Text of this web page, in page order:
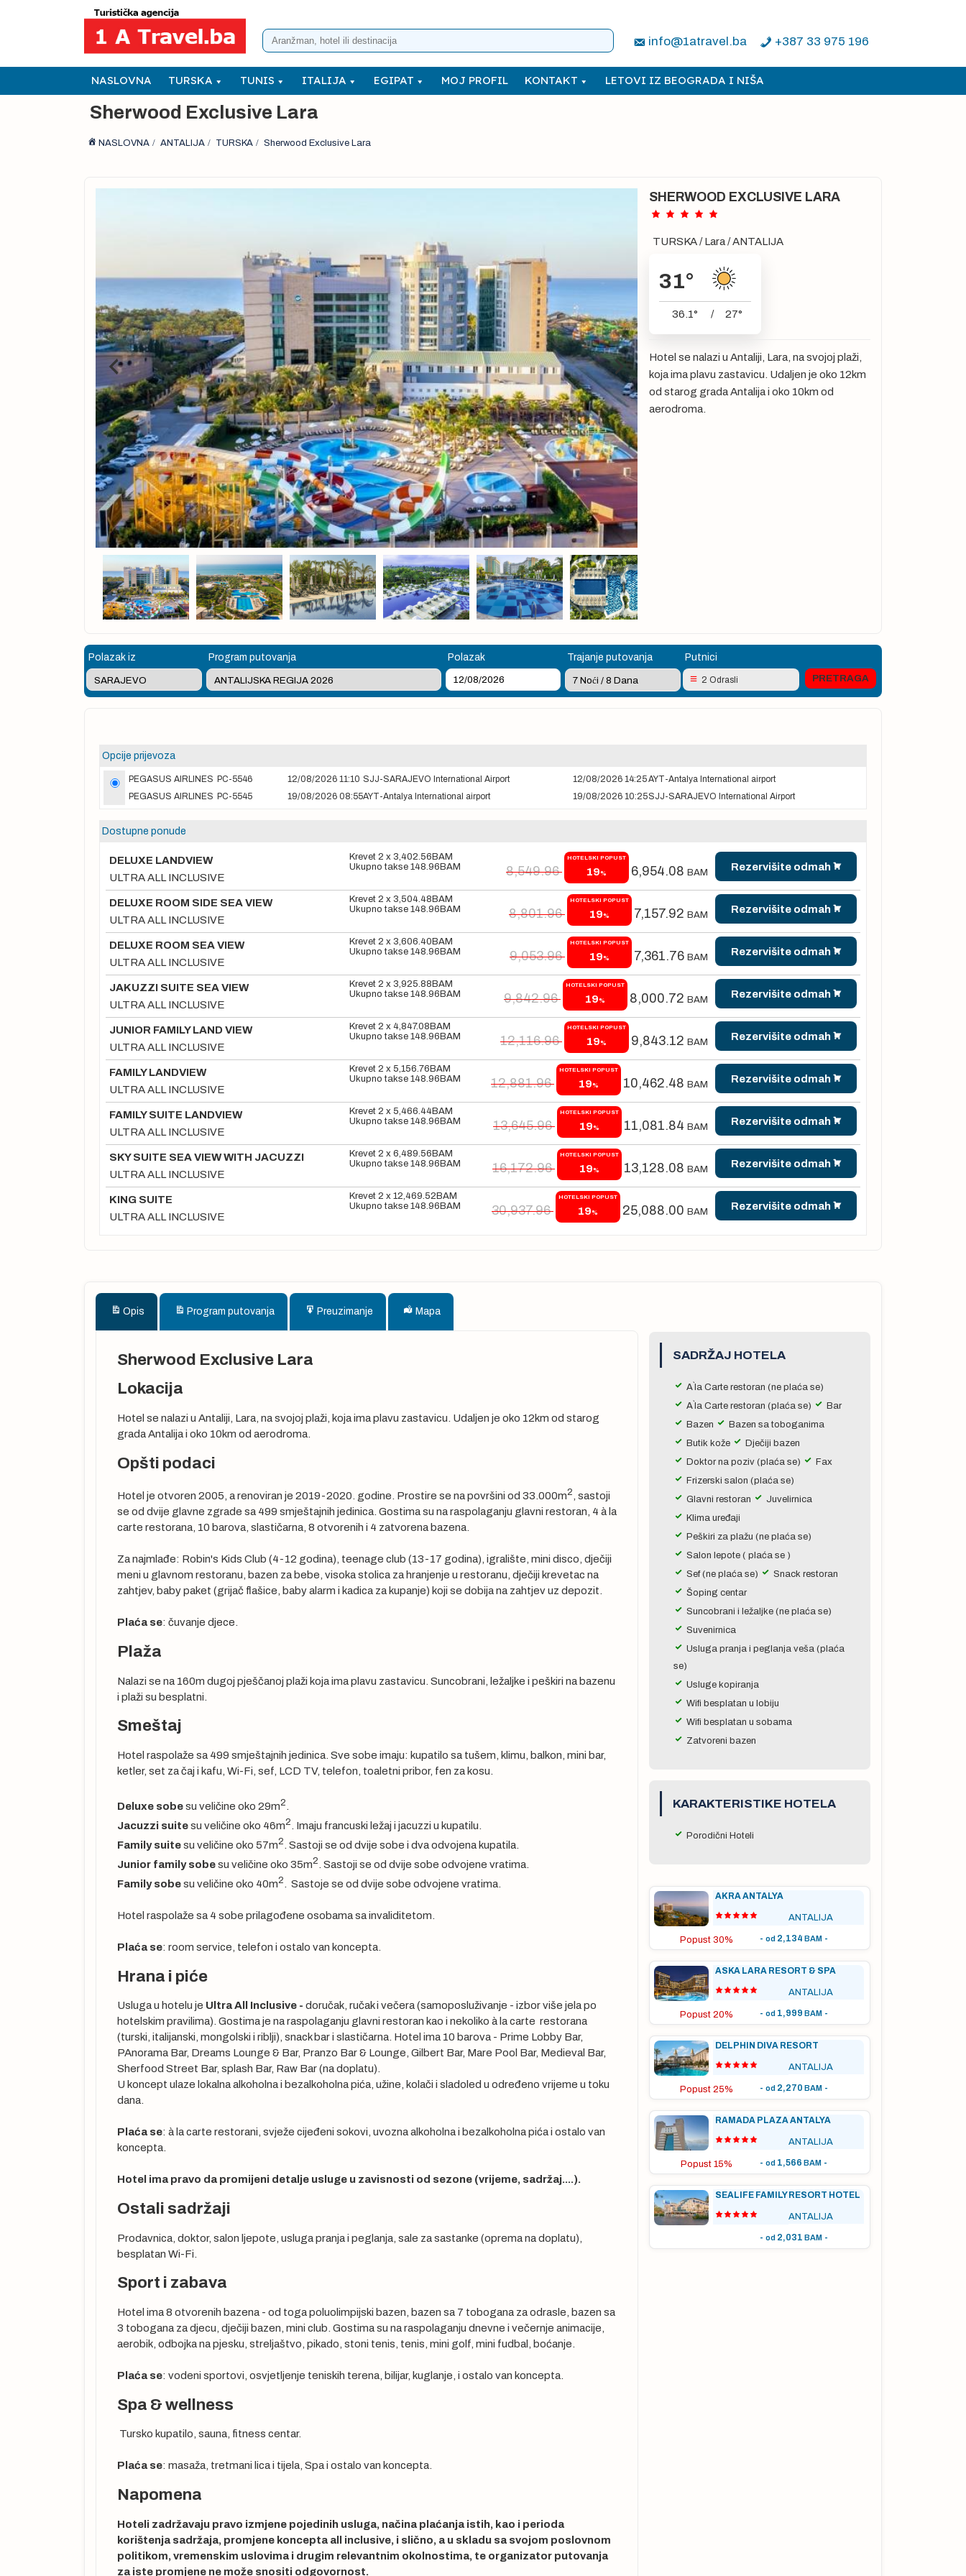
info@1atravel.ba +387 33 975 196
NASLOVNA TURSKA TUNIS ITALIJA EGIPAT MOJ PROFIL KONTAKT LETOVI IZ BEOGRADA I NIŠA
Sherwood Exclusive Lara
NASLOVNA ANTALIJA TURSKA Sherwood Exclusive Lara
SHERWOOD EXCLUSIVE LARA
TURSKA/Lara/ANTALIJA
31°
36.1° / 27°
Hotel se nalazi u Antaliji, Lara, na svojoj plaži,
koja ima plavu zastavicu. Udaljen je oko 12km
od starog grada Antalija i oko 10km od
aerodroma.
Polazak iz Program putovanja Polazak Trajanje putovanja Putnici
2 Odrasli
Opcije prijevoza
PEGASUS AIRLINES PC-5546 12/08/2026 11:10 SJJ-SARAJEVO International Airport 12/08/2026 14:25AYT-Antalya International airport
PEGASUS AIRLINES PC-5545 19/08/2026 08:55AYT-Antalya International airport 19/08/2026 10:25SJJ-SARAJEVO International Airport
Dostupne ponude
DELUXE LANDVIEW
ULTRA ALL INCLUSIVE
Krevet 2 x 3,402.56 BAM
Ukupno takse 148.96 BAM 8,549.96
HOTELSKI POPUST
19% 6,954.08 BAM Rezervišite odmah
DELUXE ROOM SIDE SEA VIEW
ULTRA ALL INCLUSIVE
Krevet 2 x 3,504.48 BAM
Ukupno takse 148.96 BAM 8,801.96
HOTELSKI POPUST
19% 7,157.92 BAM Rezervišite odmah
DELUXE ROOM SEA VIEW
ULTRA ALL INCLUSIVE
Krevet 2 x 3,606.40 BAM
Ukupno takse 148.96 BAM 9,053.96
HOTELSKI POPUST
19% 7,361.76 BAM Rezervišite odmah
JAKUZZI SUITE SEA VIEW
ULTRA ALL INCLUSIVE
Krevet 2 x 3,925.88 BAM
Ukupno takse 148.96 BAM 9,842.96
HOTELSKI POPUST
19% 8,000.72 BAM Rezervišite odmah
JUNIOR FAMILY LAND VIEW
ULTRA ALL INCLUSIVE
Krevet 2 x 4,847.08 BAM
Ukupno takse 148.96 BAM 12,116.96
HOTELSKI POPUST
19% 9,843.12 BAM Rezervišite odmah
FAMILY LANDVIEW
ULTRA ALL INCLUSIVE
Krevet 2 x 5,156.76 BAM
Ukupno takse 148.96 BAM 12,881.96
HOTELSKI POPUST
19% 10,462.48 BAM Rezervišite odmah
FAMILY SUITE LANDVIEW
ULTRA ALL INCLUSIVE
Krevet 2 x 5,466.44BAM
Ukupno takse 148.96 BAM 13,645.96
HOTELSKI POPUST
19% 11,081.84 BAM Rezervišite odmah
SKY SUITE SEA VIEW WITH JACUZZI
ULTRA ALL INCLUSIVE
Krevet 2 x 6,489.56 BAM
Ukupno takse 148.96 BAM 16,172.96
HOTELSKI POPUST
19% 13,128.08 BAM Rezervišite odmah
KING SUITE
ULTRA ALL INCLUSIVE
Krevet 2 x 12,469.52 BAM
Ukupno takse 148.96 BAM 30,937.96
HOTELSKI POPUST
19% 25,088.00 BAM Rezervišite odmah
Opis Program putovanja Preuzimanje Mapa
Sherwood Exclusive Lara
Lokacija
Hotel se nalazi u Antaliji, Lara, na svojoj plaži, koja ima plavu zastavicu. Udaljen je oko 12km od starog
grada Antalija i oko 10km od aerodroma.
Opšti podaci
Hotel je otvoren 2005, a renoviran je 2019-2020. godine. Prostire se na površini od 33.000m2, sastoji
se od dvije glavne zgrade sa 499 smještajnih jedinica. Gostima su na raspolaganju glavni restoran, 4 à la
carte restorana, 10 barova, slastičarna, 8 otvorenih i 4 zatvorena bazena.
Za najmlađe: Robin's Kids Club (4-12 godina), teenage club (13-17 godina), igralište, mini disco, dječiji
meni u glavnom restoranu, bazen za bebe, visoka stolica za hranjenje u restoranu, dječiji krevetac na
zahtjev, baby paket (grijač flašice, baby alarm i kadica za kupanje) koji se dobija na zahtjev uz depozit.
Plaća se: čuvanje djece.
Plaža
Nalazi se na 160m dugoj pješčanoj plaži koja ima plavu zastavicu. Suncobrani, ležaljke i peškiri na bazenu
i plaži su besplatni.
Smeštaj
Hotel raspolaže sa 499 smještajnih jedinica. Sve sobe imaju: kupatilo sa tušem, klimu, balkon, mini bar,
ketler, set za čaj i kafu, Wi-Fi, sef, LCD TV, telefon, toaletni pribor, fen za kosu.
Deluxe sobesu veličine oko 29m2
Jacuzzi suitesu veličine oko 46m2
. Imaju francuski ležaj i jacuzzi u kupatilu.
Family suitesu veličine oko 57m2 . Sastoji se od dvije sobe i dva odvojena kupatila.
Junior family sobesu veličine oko 35m2 . Sastoji se od dvije sobe odvojene vratima.
Family sobesu veličine oko 40m2 . Sastoje se od dvije sobe odvojene vratima.
Hotel raspolaže sa 4 sobe prilagođene osobama sa invaliditetom.
Plaća se: room service, telefon i ostalo van koncepta.
Hrana i piće
Usluga u hotelu je Ultra All Inclusive - doručak, ručak i večera (samoposluživanje - izbor više jela po
hotelskim pravilima). Gostima je na raspolaganju glavni restoran kao i nekoliko à la carte restorana
(turski, italijanski, mongolski i riblji), snack bar i slastičarna. Hotel ima 10 barova - Prime Lobby Bar,
PAnorama Bar, Dreams Lounge & Bar, Pranzo Bar & Lounge, Gilbert Bar, Mare Pool Bar, Medieval Bar,
Sherfood Street Bar, splash Bar, Raw Bar (na doplatu).
U koncept ulaze lokalna alkoholna i bezalkoholna pića, užine, kolači i sladoled u određeno vrijeme u toku
dana.
Plaća se: à la carte restorani, svježe cijeđeni sokovi, uvozna alkoholna i bezalkoholna pića i ostalo van
koncepta.
Hotel ima pravo da promijeni detalje usluge u zavisnosti od sezone (vrijeme, sadržaj....).
Ostali sadržaji
Prodavnica, doktor, salon ljepote, usluga pranja i peglanja, sale za sastanke (oprema na doplatu),
besplatan Wi-Fi.
Sport i zabava
Hotel ima 8 otvorenih bazena - od toga poluolimpijski bazen, bazen sa 7 tobogana za odrasle, bazen sa
3 tobogana za djecu, dječiji bazen, mini club. Gostima su na raspolaganju dnevne i večernje animacije,
aerobik, odbojka na pjesku, streljaštvo, pikado, stoni tenis, tenis, mini golf, mini fudbal, boćanje.
Plaća se: vodeni sportovi, osvjetljenje teniskih terena, bilijar, kuglanje, i ostalo van koncepta.
Spa & wellness
Tursko kupatilo, sauna, fitness centar.
Plaća se: masaža, tretmani lica i tijela, Spa i ostalo van koncepta.
Napomena
Hoteli zadržavaju pravo izmjene pojedinih usluga, načina plaćanja istih, kao i perioda
korištenja sadržaja, promjene koncepta all inclusive, i slično, a u skladu sa svojom poslovnom
politikom, vremenskim uslovima i drugim relevantnim okolnostima, te organizator putovanja
za iste promjene ne može snositi odgovornost.
SADRŽAJ HOTELA
A`la Carte restoran (ne plaća se)
A`la Carte restoran (plaća se)
Bar
Bazen
Bazen sa toboganima
Butik kože
Dječiji bazen
Doktor na poziv (plaća se)
Fax
Frizerski salon (plaća se)
Glavni restoran
Juvelirnica
Klima uređaji
Peškiri za plažu (ne plaća se)
Salon lepote ( plaća se )
Sef (ne plaća se)
Snack restoran
Šoping centar
Suncobrani i ležaljke (ne plaća se)
Suvenirnica
Usluga pranja i peglanja veša (plaća
se)
Usluge kopiranja
Wifi besplatan u lobiju
Wifi besplatan u sobama
Zatvoreni bazen
KARAKTERISTIKE HOTELA
Porodični Hoteli
AKRA ANTALYA
ANTALIJA
Popust 30% - od 2,134 BAM-
ASKA LARA RESORT & SPA
ANTALIJA
Popust 20% - od 1,999 BAM-
DELPHIN DIVA RESORT
ANTALIJA
Popust 25% - od 2,270 BAM-
RAMADA PLAZA ANTALYA
ANTALIJA
Popust 15% - od 1,566 BAM-
SEALIFE FAMILY RESORT HOTEL
ANTALIJA
- od 2,031 BAM-